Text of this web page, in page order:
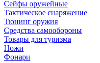
Сейфы оружейные
Тактическое снаряжение
Тюнинг оружия
Средства самообороны
Товары для туризма
Ножи
Фонари